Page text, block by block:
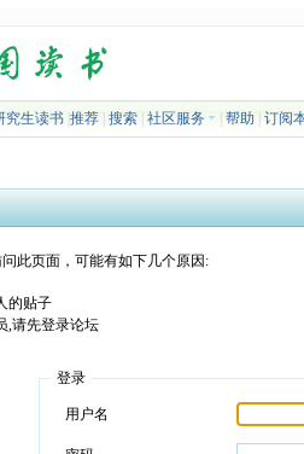
究生读书| 推荐| 搜索| 社区服务 帮助 订阅
此页面，可能有如下几个原因:
的贴子
,请先登录论坛
登录
用户名